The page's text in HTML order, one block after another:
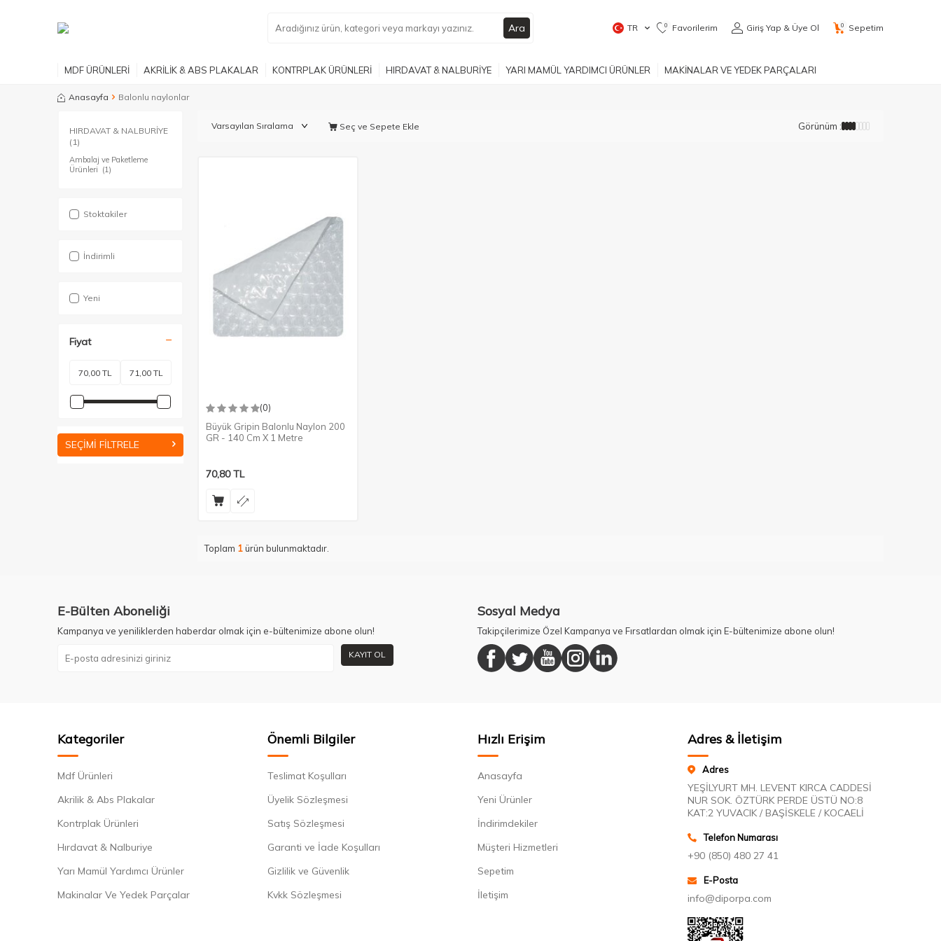
Ara TR 0 Favorilerim Giriş Yap & Üye Ol 0 Sepetim
MDF ÜRÜNLERİ AKRİLİK & ABS PLAKALAR KONTRPLAK ÜRÜNLERİ HIRDAVAT & NALBURİYE YARI MAMÜL YARDIMCI ÜRÜNLER MAKİNALAR VE YEDEK PARÇALARI
Anasayfa Balonlu naylonlar
HIRDAVAT & NALBURİYE
(1)
Ambalaj ve Paketleme
Ürünleri (1)
Stoktakiler
İndirimli
Yeni
Fiyat
SEÇIMI FILTRELE
Seç ve Sepete Ekle Görünüm :
(0)
Büyük Gripin Balonlu Naylon 200
GR - 140 Cm X 1 Metre
70,80TL
Toplam 1ürün bulunmaktadır.
E-Bülten Aboneliği
Kampanya ve yeniliklerden haberdar olmak için e-bültenimize abone olun!
KAYIT OL
Sosyal Medya
Takipçilerimize Özel Kampanya ve Fırsatlardan olmak için E-bültenimize abone olun!
Kategoriler
Mdf Ürünleri
Akrilik & Abs Plakalar
Kontrplak Ürünleri
Hırdavat & Nalburiye
Yarı Mamül Yardımcı Ürünler
Makinalar Ve Yedek Parçalar
Önemli Bilgiler
Teslimat Koşulları
Üyelik Sözleşmesi
Satış Sözleşmesi
Garanti ve İade Koşulları
Gizlilik ve Güvenlik
Kvkk Sözleşmesi
Hızlı Erişim
Anasayfa
Yeni Ürünler
İndirimdekiler
Müşteri Hizmetleri
Sepetim
İletişim
Adres & İletişim
Adres
YEŞİLYURT MH. LEVENT KIRCA CADDESİ
NUR SOK. ÖZTÜRK PERDE ÜSTÜ NO:8
KAT:2 YUVACIK / BAŞİSKELE / KOCAELİ
Telefon Numarası
+90 (850) 480 27 41
E-Posta
info@diporpa.com